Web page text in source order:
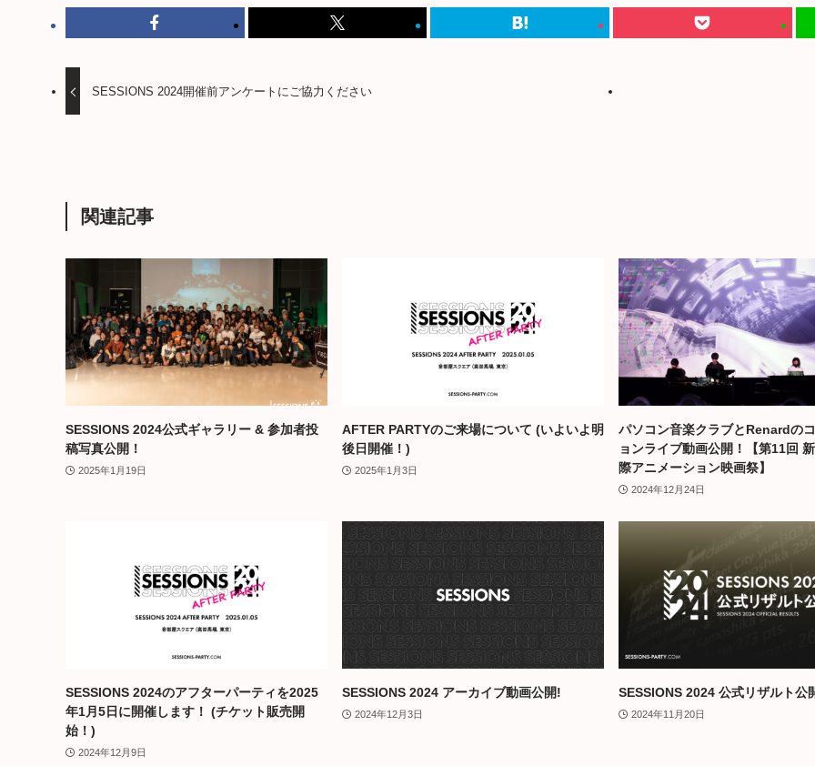
SESSIONS 2024開催前アンケートにご協力ください
関連記事
SESSIONS 2024公式ギャラリー & 参加者投
稿写真公開！
2025年1月19日
AFTER PARTYのご来場について (いよいよ明
後日開催！)
2025年1月3日
パソコン音楽クラブとRenardの
ョンライブ動画公開！【第11回
際アニメーション映画祭】
2024年12月24日
SESSIONS 2024のアフターパーティを2025
年1月5日に開催します！ (チケット販売開
始！)
2024年12月9日
SESSIONS 2024 アーカイブ動画公開!
2024年12月3日
SESSIONS 2024 公式リザルト公
2024年11月20日